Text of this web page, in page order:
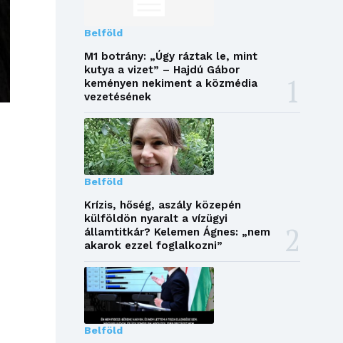
Belföld
M1 botrány: „Úgy ráztak le, mint
kutya a vizet” – Hajdú Gábor
keményen nekiment a közmédia
vezetésének
Belföld
Krízis, hőség, aszály közepén
külföldön nyaralt a vízügyi
államtitkár? Kelemen Ágnes: „nem
akarok ezzel foglalkozni”
Belföld